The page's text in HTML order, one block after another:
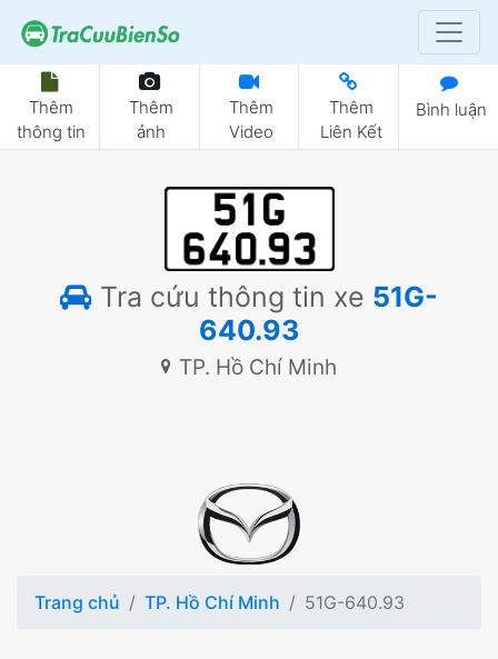
Thêm
thông tin
Thêm
ảnh
Thêm
Video
Thêm
Liên Kết
Bình luận
Tra cứu thông tin xe 51G-
640.93
TP. Hồ Chí Minh
Trang chủ TP. Hồ Chí Minh 51G-640.93